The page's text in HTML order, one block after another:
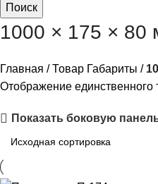
Поиск
1000 × 175 × 80
Главная Товар Габариты
Отображение единственного
Показать боковую